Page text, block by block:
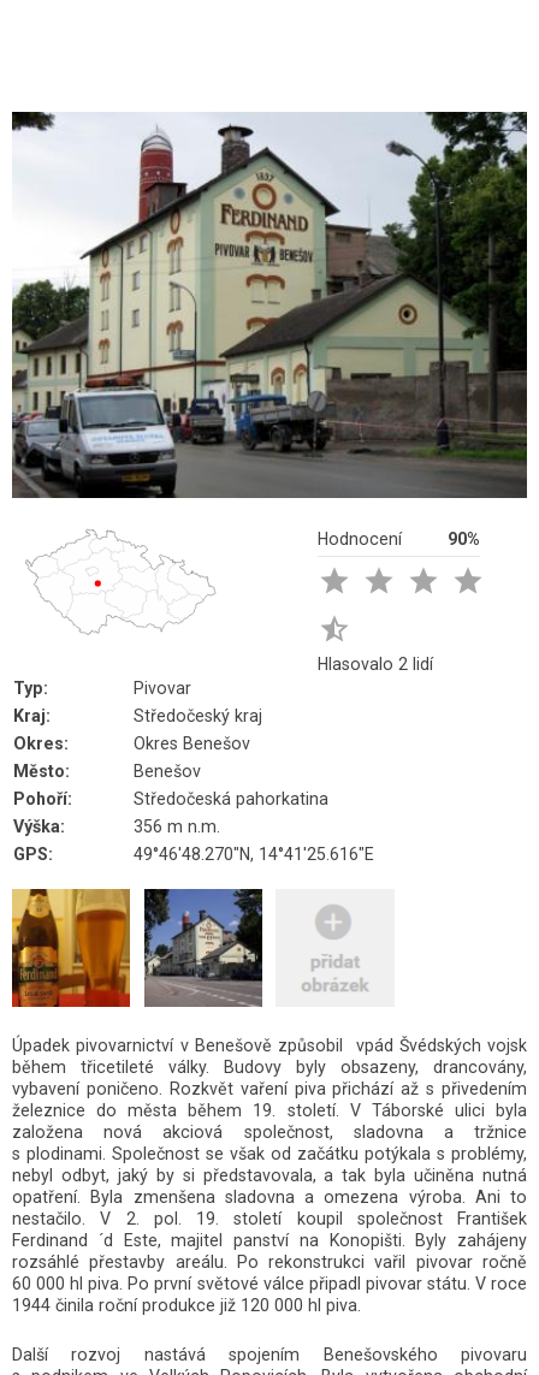
Hodnocení 90%
   

Hlasovalo 2 lidí
Typ:
Pivovar
Kraj:
Středočeský kraj
Okres:
Okres Benešov
Město:
Benešov
Pohoří:
Středočeská pahorkatina
Výška:
356 m n.m.
GPS:
49°46'48.270"N, 14°41'25.616"E
Úpadek pivovarnictví v Benešově způsobil vpád Švédských vojsk
během třicetileté války. Budovy byly obsazeny, drancovány,
vybavení poničeno. Rozkvět vaření piva přichází až s přivedením
železnice do města během 19. století. V Táborské ulici byla
založena nová akciová společnost, sladovna a tržnice
s plodinami. Společnost se však od začátku potýkala s problémy,
nebyl odbyt, jaký by si představovala, a tak byla učiněna nutná
opatření. Byla zmenšena sladovna a omezena výroba. Ani to
nestačilo. V 2. pol. 19. století koupil společnost František
Ferdinand ´d Este, majitel panství na Konopišti. Byly zahájeny
rozsáhlé přestavby areálu. Po rekonstrukci vařil pivovar ročně
60 000 hl piva. Po první světové válce připadl pivovar státu. V roce
1944 činila roční produkce již 120 000 hl piva.
Další rozvoj nastává spojením Benešovského pivovaru